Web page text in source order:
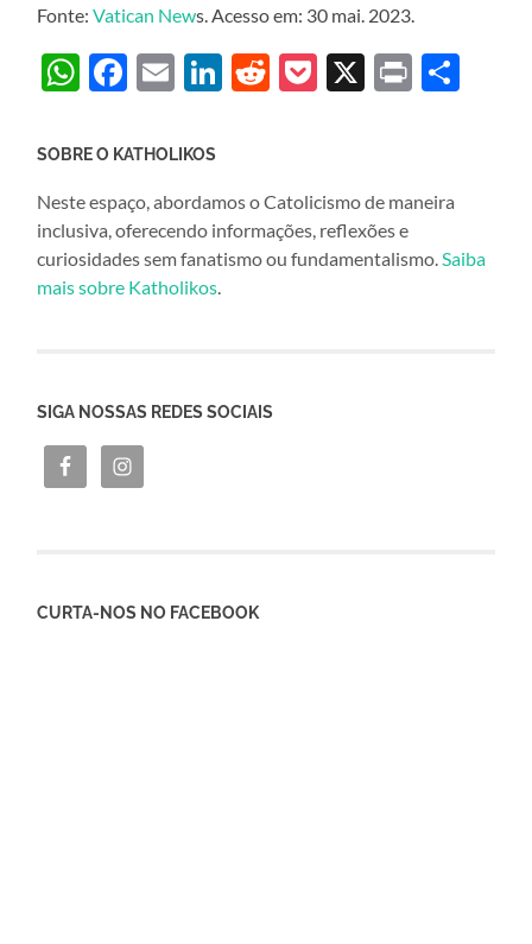
Fonte:Vatican News. Acesso em: 30 mai. 2023.
WhatsApp
Facebook
EmailLinkedIn
Reddit
Pocket
X Print
SOBRE O KATHOLIKOS
Neste espaço, abordamos o Catolicismo de maneira
inclusiva, oferecendo informações, reflexões e
curiosidades sem fanatismo ou fundamentalismo.Saiba
mais sobre Katholikos.
SIGA NOSSAS REDES SOCIAIS
CURTA-NOS NO FACEBOOK